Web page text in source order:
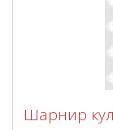
Шарнир